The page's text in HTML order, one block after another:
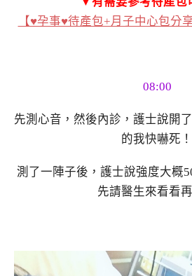
【♥孕事♥待產包+月子中心包分
08:00
先測心音，然後內診，護士說開
的我快嚇死！
測了一陣子後，護士說強度大概
先請醫生來看看